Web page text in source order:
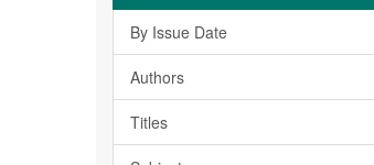
By Issue Date
Authors
Titles